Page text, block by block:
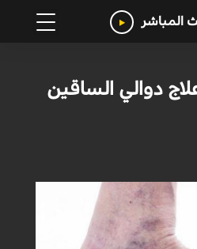
المباشر
علاج دوالي الساقين